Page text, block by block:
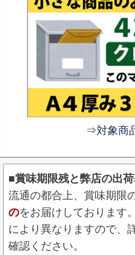
⇒対象商
■賞味期限残と弊店の出
流通の都合上、賞味期限
のをお届けしております
により異なりますので、
確認ください。